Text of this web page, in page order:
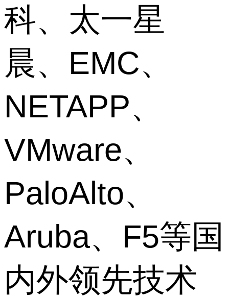
科、太一星
晨、EMC、
NETAPP、
VMware、
PaloAlto、
Aruba、F5等国
内外领先技术